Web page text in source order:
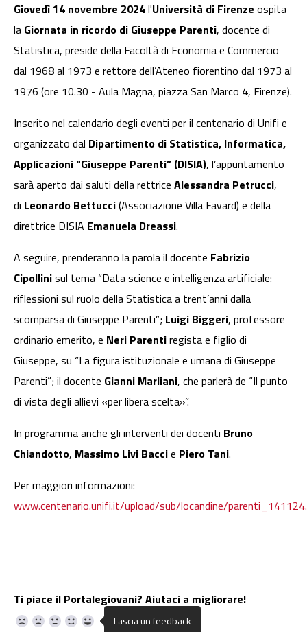
Giovedì 14 novembre 2024l'Università di Firenze ospita
la Giornata in ricordo di Giuseppe Parenti, docente di
Statistica, preside della Facoltà di Economia e Commercio
dal 1968 al 1973 e rettore dell’Ateneo fiorentino dal 1973 al
1976 (ore 10.30 - Aula Magna, piazza San Marco 4, Firenze).
Inserito nel calendario degli eventi per il centenario di Unifi e
organizzato dal Dipartimento di Statistica, Informatica,
Applicazioni "Giuseppe Parenti” (DISIA), l’appuntamento
sarà aperto dai saluti della rettrice Alessandra Petrucci,
di Leonardo Bettucci(Associazione Villa Favard) e della
direttrice DISIA Emanuela Dreassi.
A seguire, prenderanno la parola il docente Fabrizio
Cipollinisul tema “Data science e intelligenza artificiale:
riflessioni sul ruolo della Statistica a trent’anni dalla
scomparsa di Giuseppe Parenti”; Luigi Biggeri, professore
ordinario emerito, e Neri Parentiregista e figlio di
Giuseppe, su “La figura istituzionale e umana di Giuseppe
Parenti”; il docente Gianni Marliani, che parlerà de “Il punto
di vista degli allievi «per libera scelta»”.
In programma anche gli interventi dei docenti Bruno
Chiandotto, Massimo Livi Baccie Piero Tani.
Per maggiori informazioni:
www.centenario.unifi.it/upload/sub/locandine/
Ti piace il Portalegiovani? Aiutaci a migliorare!